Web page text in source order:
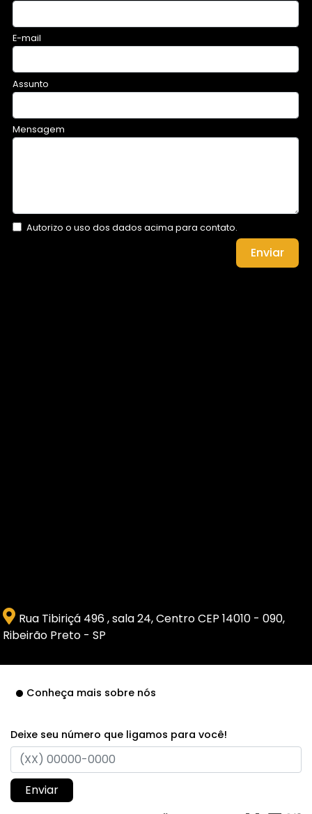
E-mail
Assunto
Mensagem
Autorizo o uso dos dados acima para contato.
Enviar
Rua Tibiriçá 496 , sala 24, Centro CEP 14010 - 090,
Ribeirão Preto - SP
Conheça mais sobre nós
Deixe seu número que ligamos para você!
Enviar